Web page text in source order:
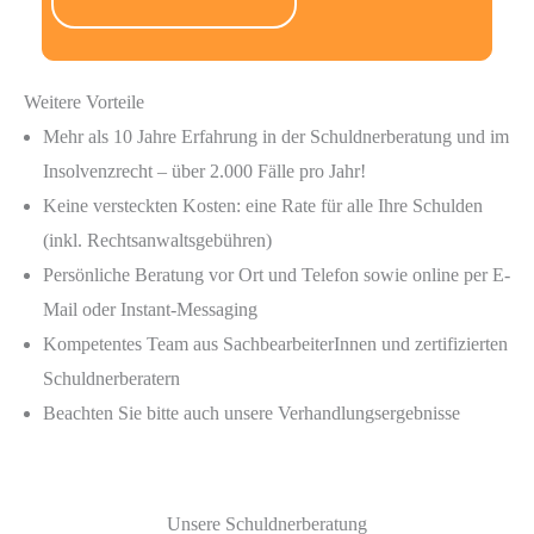
e
e
r
.
Weitere Vorteile
Mehr als 10 Jahre Erfahrung in der Schuldnerberatung und im
Insolvenzrecht – über 2.000 Fälle pro Jahr!
Keine versteckten Kosten: eine Rate für alle Ihre Schulden
(inkl. Rechtsanwaltsgebühren)
Persönliche Beratung vor Ort und Telefon sowie online per E-
Mail oder Instant-Messaging
Kompetentes Team aus SachbearbeiterInnen und zertifizierten
Schuldnerberatern
Beachten Sie bitte auch unsere Verhandlungsergebnisse
Unsere Schuldnerberatung